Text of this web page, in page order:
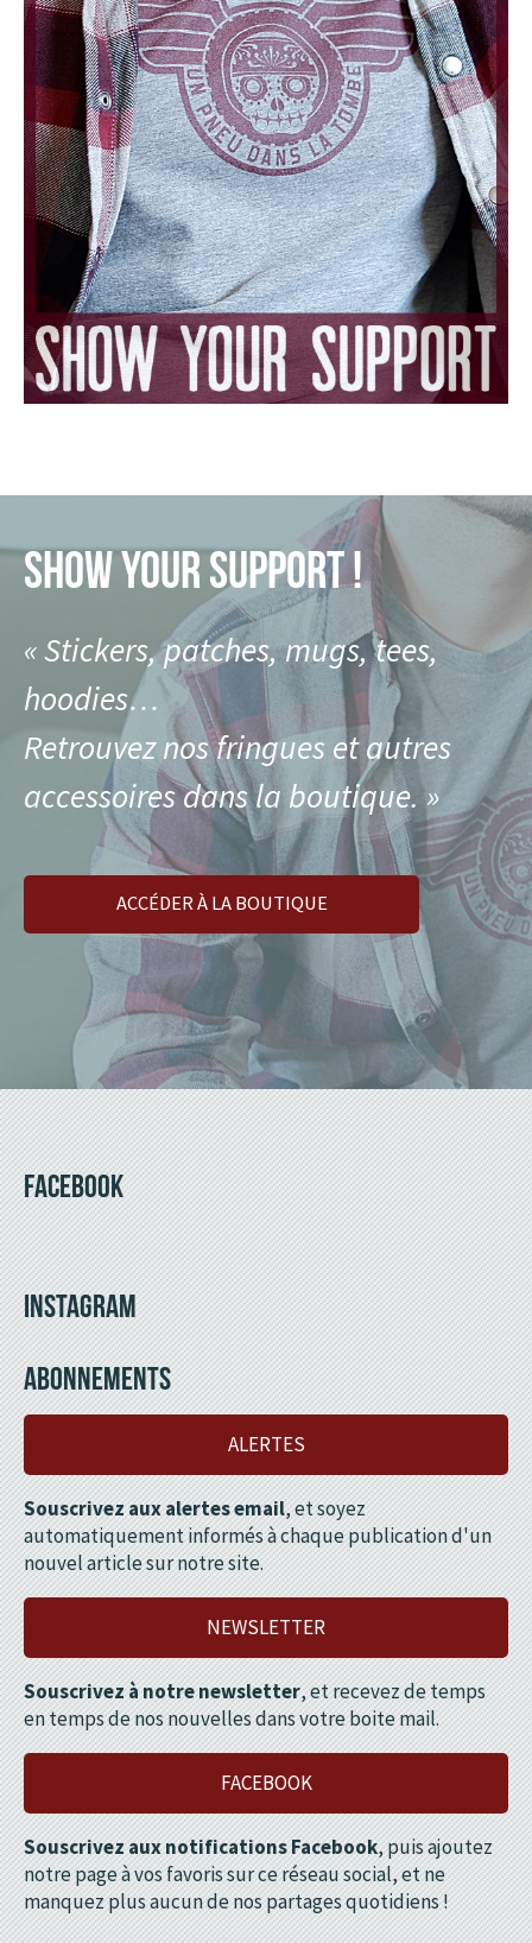
SHOW YOUR SUPPORT !
« Stickers, patches, mugs, tees,
hoodies…
Retrouvez nos fringues et autres
accessoires dans la boutique. »
ACCÉDER À LA BOUTIQUE
FACEBOOK
INSTAGRAM
ABONNEMENTS
ALERTES
Souscrivez aux alertes email, et soyez
automatiquement informés à chaque publication d'un
nouvel article sur notre site.
NEWSLETTER
Souscrivez à notre newsletter, et recevez de temps
en temps de nos nouvelles dans votre boite mail.
FACEBOOK
Souscrivez aux notifications Facebook, puis ajoutez
notre page à vos favoris sur ce réseau social, et ne
manquez plus aucun de nos partages quotidiens !